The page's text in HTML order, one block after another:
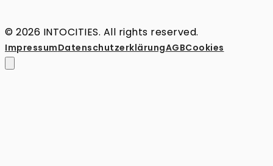
© 2026 INTOCITIES. All rights reserved.
ImpressumDatenschutz­erklärungAGBCookies